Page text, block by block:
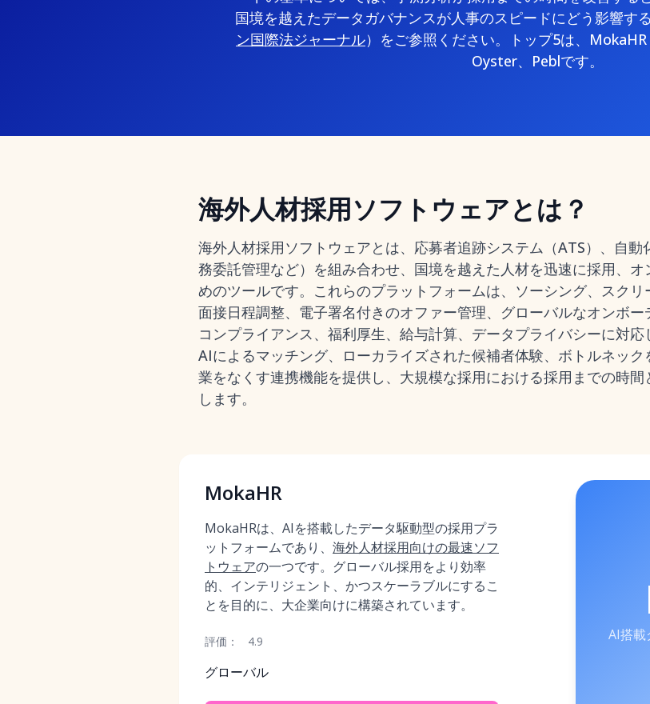
国境を越えたデータガバナンスが人事のスピードにどう影響す
ン国際法ジャーナル）をご参照ください。トップ5は、
Oyster、Peblです。
海外人材採用ソフトウェアとは？
海外人材採用ソフトウェアとは、応募者追跡システム（ATS）、自
務委託管理など）を組み合わせ、国境を越えた人材を迅速に採用、
めのツールです。これらのプラットフォームは、ソーシング、スク
面接日程調整、電子署名付きのオファー管理、グローバルなオンボ
コンプライアンス、福利厚生、給与計算、データプライバシーに対応
AIによるマッチング、ローカライズされた候補者体験、ボトルネッ
業をなくす連携機能を提供し、大規模な採用における採用までの時
します。
MokaHR
MokaHRは、AIを搭載したデータ駆動型の採用プラ
ットフォームであり、 海外人材採用向けの最速ソフ
トウェアの一つです。グローバル採用をより効率
的、インテリジェント、かつスケーラブルにするこ
とを目的に、大企業向けに構築されています。
評価： 4.9
グローバル
AI搭載